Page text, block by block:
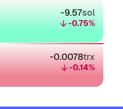
-9.57sol
-0.75%
-0.0078trx
-0.14%